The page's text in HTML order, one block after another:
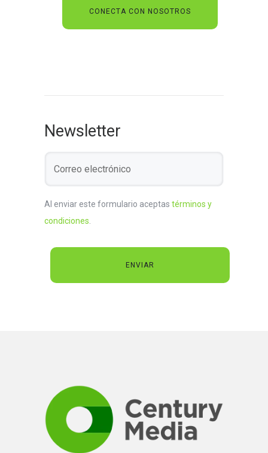
Newsletter
Al enviar este formulario aceptas términos y
condiciones